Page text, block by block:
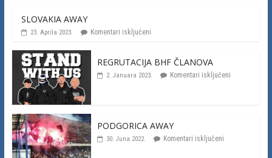
SLOVAKIA AWAY
23. Aprila 2023. Komentari isključeni
REGRUTACIJA BHF ČLANOVA
2. Januara 2023. Komentari isključeni
PODGORICA AWAY
30. Juna 2022. Komentari isključeni